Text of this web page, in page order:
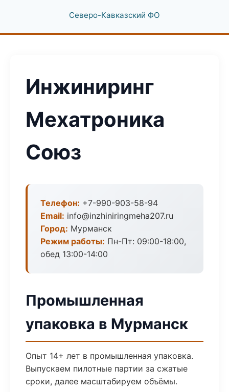
Северо-Кавказский ФО
Инжиниринг
Мехатроника
Союз
Телефон: +7-990-903-58-94
Email: info@inzhiniringmeha207.ru
Город: Мурманск
Режим работы: Пн-Пт: 09:00-18:00,
обед 13:00-14:00
Промышленная
упаковка в Мурманск
Опыт 14+ лет в промышленная упаковка.
Выпускаем пилотные партии за сжатые
сроки, далее масштабируем объёмы.